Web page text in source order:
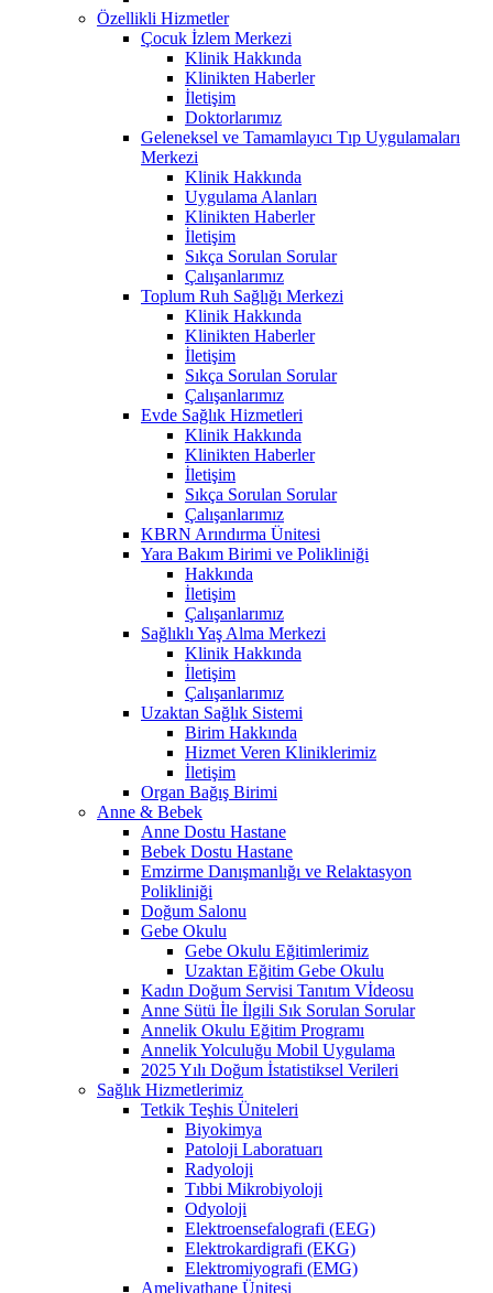
Özellikli Hizmetler
Çocuk İzlem Merkezi
Klinik Hakkında
Klinikten Haberler
İletişim
Doktorlarımız
Geleneksel ve Tamamlayıcı Tıp Uygulamaları
Merkezi
Klinik Hakkında
Uygulama Alanları
Klinikten Haberler
İletişim
Sıkça Sorulan Sorular
Çalışanlarımız
Toplum Ruh Sağlığı Merkezi
Klinik Hakkında
Klinikten Haberler
İletişim
Sıkça Sorulan Sorular
Çalışanlarımız
Evde Sağlık Hizmetleri
Klinik Hakkında
Klinikten Haberler
İletişim
Sıkça Sorulan Sorular
Çalışanlarımız
KBRN Arındırma Ünitesi
Yara Bakım Birimi ve Polikliniği
Hakkında
İletişim
Çalışanlarımız
Sağlıklı Yaş Alma Merkezi
Klinik Hakkında
İletişim
Çalışanlarımız
Uzaktan Sağlık Sistemi
Birim Hakkında
Hizmet Veren Kliniklerimiz
İletişim
Organ Bağış Birimi
Anne & Bebek
Anne Dostu Hastane
Bebek Dostu Hastane
Emzirme Danışmanlığı ve Relaktasyon
Polikliniği
Doğum Salonu
Gebe Okulu
Gebe Okulu Eğitimlerimiz
Uzaktan Eğitim Gebe Okulu
Kadın Doğum Servisi Tanıtım Vİdeosu
Anne Sütü İle İlgili Sık Sorulan Sorular
Annelik Okulu Eğitim Programı
Annelik Yolculuğu Mobil Uygulama
2025 Yılı Doğum İstatistiksel Verileri
Sağlık Hizmetlerimiz
Tetkik Teşhis Üniteleri
Biyokimya
Patoloji Laboratuarı
Radyoloji
Tıbbi Mikrobiyoloji
Odyoloji
Elektroensefalografi (EEG)
Elektrokardigrafi (EKG)
Elektromiyografi (EMG)
Ameliyathane Ünitesi